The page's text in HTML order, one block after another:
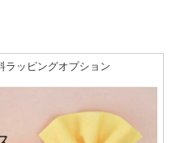
ッピングオプション